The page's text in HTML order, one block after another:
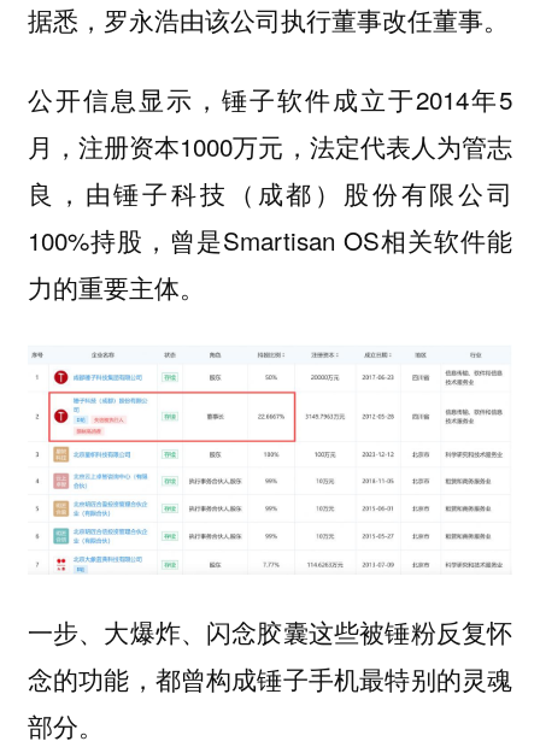
据悉，罗永浩由该公司执行董事改任董事。
公开信息显示，锤子软件成立于2014年5
月，注册资本1000万元，法定代表人为管志
良，由锤子科技（成都）股份有限公司
100%持股，曾是Smartisan OS相关软件能
力的重要主体。
一步、大爆炸、闪念胶囊这些被锤粉反复怀
念的功能，都曾构成锤子手机最特别的灵魂
部分。